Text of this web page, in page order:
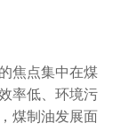
焦点集中在煤
率低、环境污
煤制油发展面